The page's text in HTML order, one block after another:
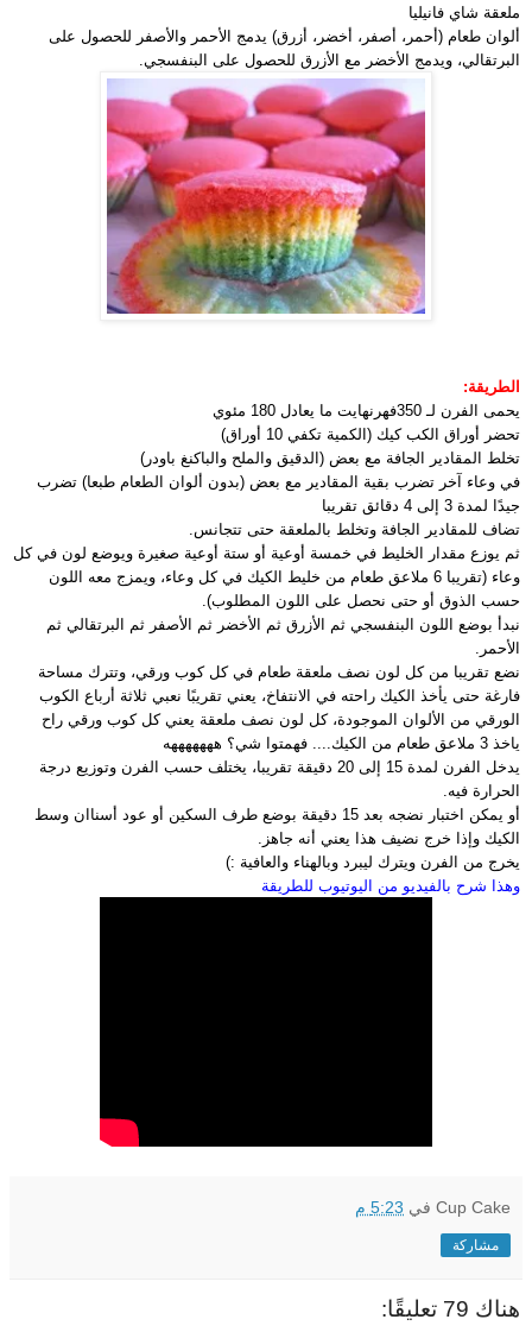
ملعقة شاي فانيليا
ألوان طعام (أحمر، أصفر، أخضر، أزرق) يدمج الأحمر والأصفر للحصول على
البرتقالي، ويدمج الأخضر مع الأزرق للحصول على البنفسجي.
الطريقة:
يحمى الفرن لـ 350فهرنهايت ما يعادل 180 مئوي
تحضر أوراق الكب كيك (الكمية تكفي 10 أوراق)
تخلط المقادير الجافة مع بعض (الدقيق والملح والباكنغ باودر)
في وعاء آخر تضرب بقية المقادير مع بعض (بدون ألوان الطعام طبعا) تضرب
جيدًا لمدة 3 إلى 4 دقائق تقريبا
تضاف للمقادير الجافة وتخلط بالملعقة حتى تتجانس.
ثم يوزع مقدار الخليط في خمسة أوعية أو ستة أوعية صغيرة ويوضع لون في كل
وعاء (تقريبا 6 ملاعق طعام من خليط الكيك في كل وعاء، ويمزج معه اللون
حسب الذوق أو حتى نحصل على اللون المطلوب).
نبدأ بوضع اللون البنفسجي ثم الأزرق ثم الأخضر ثم الأصفر ثم البرتقالي ثم
الأحمر.
نضع تقريبا من كل لون نصف ملعقة طعام في كل كوب ورقي، وتترك مساحة
فارغة حتى يأخذ الكيك راحته في الانتفاخ، يعني تقريبًا نعبي ثلاثة أرباع الكوب
الورقي من الألوان الموجودة، كل لون نصف ملعقة يعني كل كوب ورقي راح
ياخذ 3 ملاعق طعام من الكيك.... فهمتوا شي؟ هههههههه
يدخل الفرن لمدة 15 إلى 20 دقيقة تقريبا، يختلف حسب الفرن وتوزيع درجة
الحرارة فيه.
أو يمكن اختبار نضجه بعد 15 دقيقة بوضع طرف السكين أو عود أسناان وسط
الكيك وإذا خرج نضيف هذا يعني أنه جاهز.
يخرج من الفرن ويترك ليبرد وبالهناء والعافية :)
وهذا شرح بالفيديو من اليوتيوب للطريقة
Cup Cake في 5:23 م
مشاركة
هناك 79 تعليقًا: